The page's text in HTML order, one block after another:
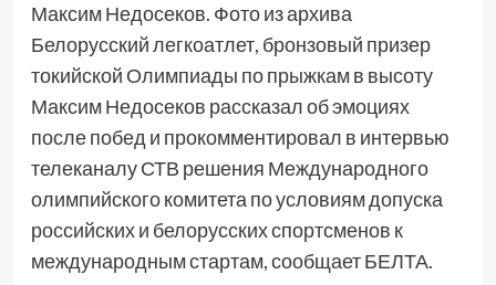
Максим Недосеков. Фото из архива
Белорусский легкоатлет, бронзовый призер
токийской Олимпиады по прыжкам в высоту
Максим Недосеков рассказал об эмоциях
после побед и прокомментировал в интервью
телеканалу СТВ решения Международного
олимпийского комитета по условиям допуска
российских и белорусских спортсменов к
международным стартам, сообщает БЕЛТА.